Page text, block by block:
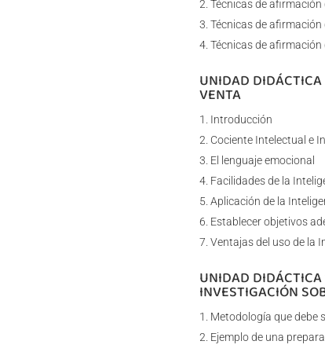
Técnicas de
Técnicas de
Técnicas de
UNIDAD
VENTA
Introducción
Cociente Intelectual e
El lenguaje emocional
Facilidades de la
Aplicación de la
Establecer objetivos
Ventajas del uso de la
UNIDAD DIDÁCTICA
INVESTIGACIÓN
Metodología que debe
Ejemplo de una